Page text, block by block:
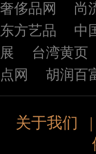
奢侈品网
尚
东方艺品
中
展
台湾黄页
点网
胡润百
关于我们 |